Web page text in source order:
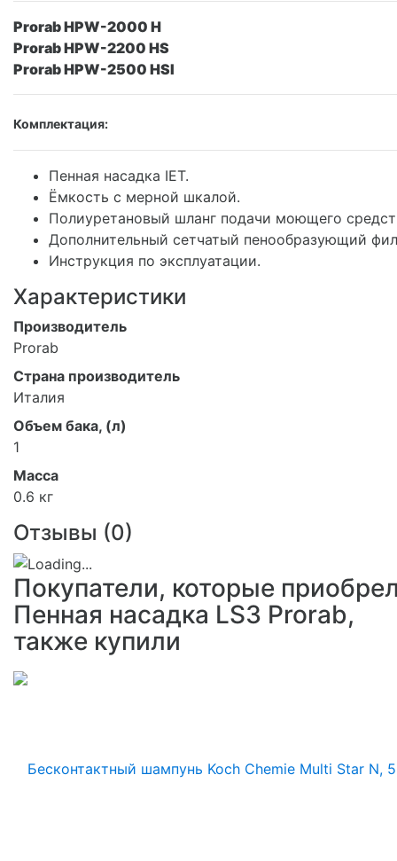
Prorab HPW-2000 H
Prorab HPW-2200 HS
Prorab HPW-2500 HSI
Комплектация:
Пенная насадка IET.
Ёмкость с мерной шкалой.
Полиуретановый шланг подачи моющего
Дополнительный сетчатый пенообразующий
Инструкция по эксплуатации.
Характеристики
Производитель
Prorab
Страна производитель
Италия
Объем бака, (л)
1
Масса
0.6 кг
Отзывы (0)
Покупатели, которые
Пенная насадка LS3 Prorab,
также купили